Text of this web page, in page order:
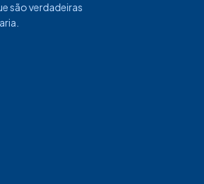
são verdadeiras